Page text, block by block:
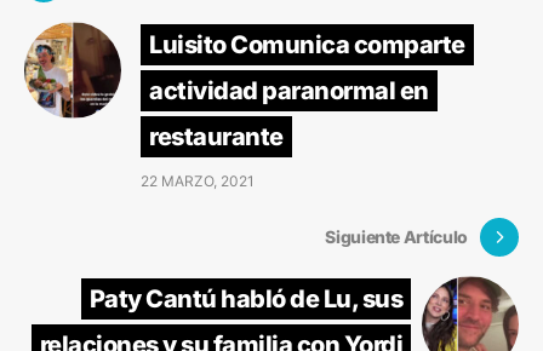
Luisito Comunica comparte
actividad paranormal en
restaurante
22 MARZO, 2021
Siguiente Artículo
Paty Cantú habló de Lu, sus
relaciones y su familia con Yordi